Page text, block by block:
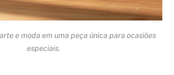
e moda em uma peça única para ocasiões
especiais.